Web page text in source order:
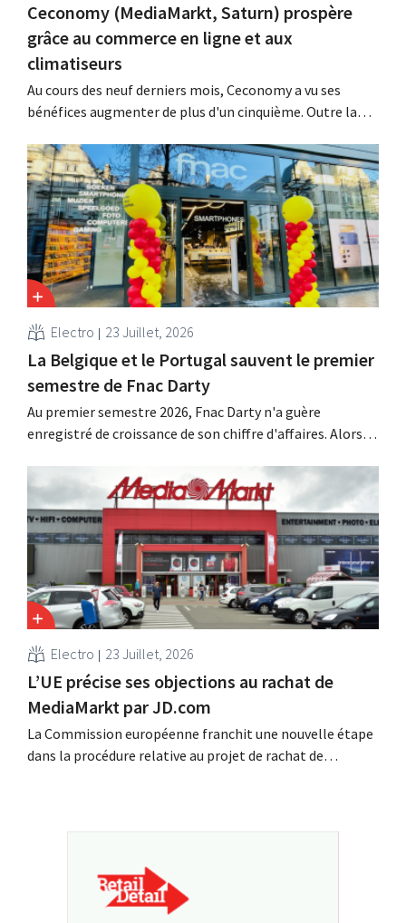
Ceconomy (MediaMarkt, Saturn) prospère
grâce au commerce en ligne et aux
climatiseurs
Au cours des neuf derniers mois, Ceconomy a vu ses
bénéfices augmenter de plus d'un cinquième. Outre la
les médias de vente au détail et la place de marché ont
également contribué à cette croissance.
Electro 23 Juillet, 2026
La Belgique et le Portugal sauvent le premier
semestre de Fnac Darty
Au premier semestre 2026, Fnac Darty n'a guère
enregistré de croissance de son chiffre d'affaires. Alors
ont connu une belle croissance, le vendeur
d'électronique a vu ses ventes baisser sur le marché
français. Les ventes de ventilateurs et de climatiseurs
ont...
Electro 23 Juillet, 2026
L’UE précise ses objections au rachat de
MediaMarkt par JD.com
La Commission européenne franchit une nouvelle étape
dans la procédure relative au projet de rachat de